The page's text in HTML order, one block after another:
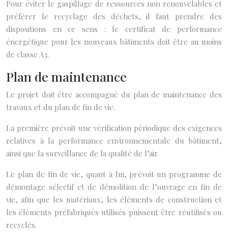
Pour éviter le gaspillage de ressources non renouvelables et
préférer le recyclage des déchets, il faut prendre des
dispositions en ce sens : le certificat de performance
énergétique pour les nouveaux bâtiments doit être au moins
de classe A3.
Plan de maintenance
Le projet doit être accompagné du plan de maintenance des
travaux et du plan de fin de vie.
La première prévoit une vérification périodique des exigences
relatives à la performance environnementale du bâtiment,
ainsi que la surveillance de la qualité de l’air.
Le plan de fin de vie, quant à lui, prévoit un programme de
démontage sélectif et de démolition de l’ouvrage en fin de
vie, afin que les matériaux, les éléments de construction et
les éléments préfabriqués utilisés puissent être réutilisés ou
recyclés.